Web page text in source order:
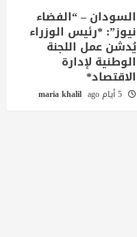
السودان – “الفضاء
نيوز”: *رئيس الوزراء
يُدشن عمل اللجنة
الوطنية لإدارة
الاقتصاد*
5 أيام ago maria khalil